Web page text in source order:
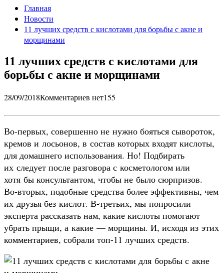
Главная
Новости
11 лучших средств с кислотами для борьбы с акне и
морщинами
11 лучших средств с кислотами для
борьбы с акне и морщинами
28/09/2018Комментариев нет155
Во-первых, совершенно не нужно бояться сывороток,
кремов и лосьонов, в состав которых входят кислоты,
для домашнего использования. Но! Подбирать
их следует после разговора с косметологом или
хотя бы консультантом, чтобы не было сюрпризов.
Во‑вторых, подобные средства более эффективны, чем
их друзья без кислот. В-третьих, мы попросили
эксперта рассказать нам, какие кислоты помогают
убрать прыщи, а какие — морщины. И, исходя из этих
комментариев, собрали топ-11 лучших средств.